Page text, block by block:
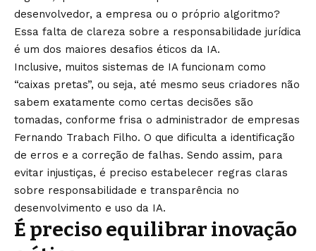
desenvolvedor, a empresa ou o próprio algoritmo?
Essa falta de clareza sobre a responsabilidade jurídica
é um dos maiores desafios éticos da IA.
Inclusive, muitos sistemas de IA funcionam como
“caixas pretas”, ou seja, até mesmo seus criadores não
sabem exatamente como certas decisões são
tomadas, conforme frisa o administrador de empresas
Fernando Trabach Filho. O que dificulta a identificação
de erros e a correção de falhas. Sendo assim, para
evitar injustiças, é preciso estabelecer regras claras
sobre responsabilidade e transparência no
desenvolvimento e uso da IA.
É preciso equilibrar inovação